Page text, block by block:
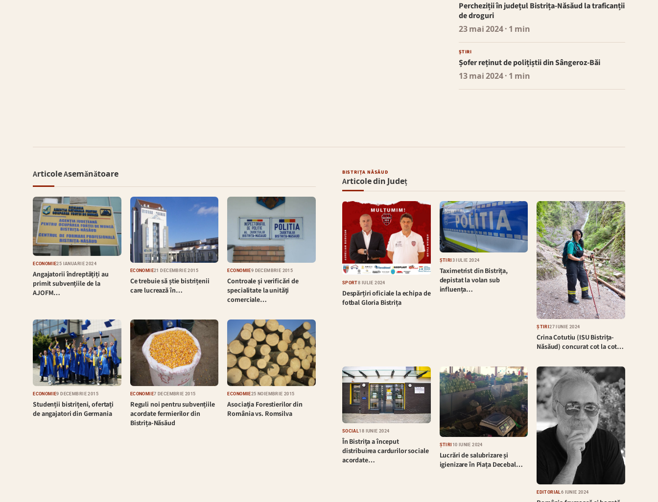
Percheziții în județul Bistrița-Năsăud la traficanții
de droguri
23 mai 2024· 1 min
ȘTIRI
Șofer reținut de polițiștii din Sângeroz-Băi
13 mai 2024· 1 min
Articole Asemănătoare
ECONOMIE25 IANUARIE 2024
Angajatorii îndreptățiți au
primit subvențiile de la
AJOFM…
ECONOMIE21 DECEMBRIE 2015
Ce trebuie să știe bistrițenii
care lucrează în…
ECONOMIE9 DECEMBRIE 2015
Controale şi verificări de
specialitate la unităţi
comerciale…
ECONOMIE9 DECEMBRIE 2015
Studenții bistrițeni, ofertați
de angajatori din Germania
ECONOMIE7 DECEMBRIE 2015
Reguli noi pentru subvențiile
acordate fermierilor din
Bistrița-Năsăud
ECONOMIE25 NOIEMBRIE 2015
Asociația Forestierilor din
România vs. Romsilva
BISTRIȚA NĂSĂUD
Articole din Județ
SPORT8 IULIE 2024
Despărțiri oficiale la echipa de
fotbal Gloria Bistrița
ȘTIRI 3 IULIE 2024
Taximetrist din Bistrița,
depistat la volan sub
influența…
ȘTIRI27 IUNIE 2024
Crina Cotutiu (ISU Bistrița-
Năsăud) concurat cot la cot…
SOCIAL18 IUNIE 2024
În Bistrița a început
distribuirea cardurilor sociale
acordate…
ȘTIRI 10 IUNIE 2024
Lucrări de salubrizare și
igienizare în Piața Decebal…
EDITORIAL 6 IUNIE 2024